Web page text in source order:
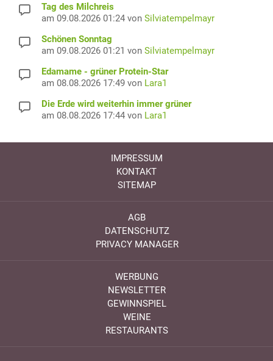
Tag des Milchreis
am 09.08.2026 01:24 von Silviatempelmayr
Schönen Sonntag
am 09.08.2026 01:21 von Silviatempelmayr
Edamame - grüner Protein-Star
am 08.08.2026 17:49 von Lara1
Die Erde wird weiterhin immer grüner
am 08.08.2026 17:44 von Lara1
IMPRESSUM
KONTAKT
SITEMAP
AGB
DATENSCHUTZ
PRIVACY MANAGER
WERBUNG
NEWSLETTER
GEWINNSPIEL
WEINE
RESTAURANTS